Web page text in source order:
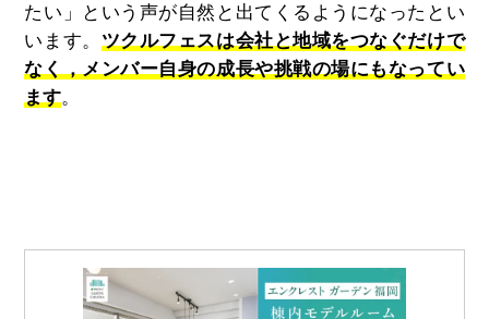
たい」という声が自然と出てくるようになったとい
います。 ツクルフェスは会社と地域をつなぐだけで
なく，メンバー自身の成長や挑戦の場にもなってい
ます。